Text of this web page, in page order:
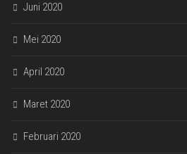
Juni 2020
Mei 2020
April 2020
Maret 2020
Februari 2020